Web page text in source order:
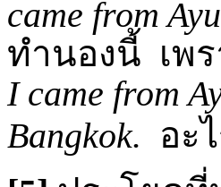
came from
ทำนองนี้ เพ
I came from
Bangkok. อะ